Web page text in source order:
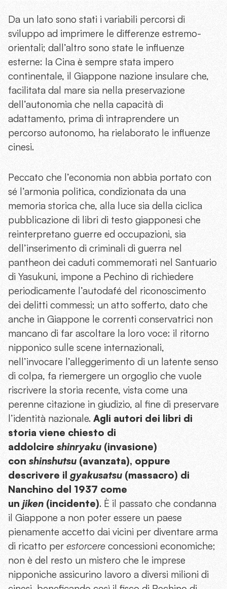
Da un lato sono stati i variabili percorsi di
sviluppo ad imprimere le differenze estremo-
orientali; dall’altro sono state le influenze
esterne: la Cina è sempre stata impero
continentale, il Giappone nazione insulare che,
facilitata dal mare sia nella preservazione
dell’autonomia che nella capacità di
adattamento, prima di intraprendere un
percorso autonomo, ha rielaborato le influenze
cinesi.
Peccato che l’economia non abbia portato con
sé l’armonia politica, condizionata da una
memoria storica che, alla luce sia della ciclica
pubblicazione di libri di testo giapponesi che
reinterpretano guerre ed occupazioni, sia
dell’inserimento di criminali di guerra nel
pantheon dei caduti commemorati nel Santuario
di Yasukuni, impone a Pechino di richiedere
periodicamente l’autodafé del riconoscimento
dei delitti commessi; un atto sofferto, dato che
anche in Giappone le correnti conservatrici non
mancano di far ascoltare la loro voce: il ritorno
nipponico sulle scene internazionali,
nell’invocare l’alleggerimento di un latente senso
di colpa, fa riemergere un orgoglio che vuole
riscrivere la storia recente, vista come una
perenne citazione in giudizio, al fine di preservare
l’identità nazionale. Agli autori dei libri di
storia viene chiesto di
addolcire shinryaku (invasione)
con shinshutsu (avanzata), oppure
descrivere il gyakusatsu (massacro) di
Nanchino del 1937 come
un jiken (incidente). È il passato che condanna
il Giappone a non poter essere un paese
pienamente accetto dai vicini per diventare arma
di ricatto per estorcere concessioni economiche;
non è del resto un mistero che le imprese
nipponiche assicurino lavoro a diversi milioni di